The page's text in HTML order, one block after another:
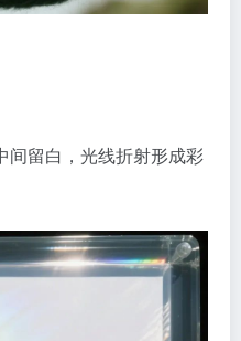
间留白，光线折射形成彩